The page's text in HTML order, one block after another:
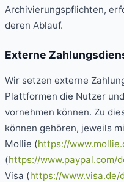
Archivierungspflichten,
deren Ablauf.
Externe
Wir setzen externe
Plattformen die Nutzer
vornehmen können. Zu
können gehören, jeweils
Mollie (https://
(https://www.paypal.com/
Visa (https://www.visa.de/